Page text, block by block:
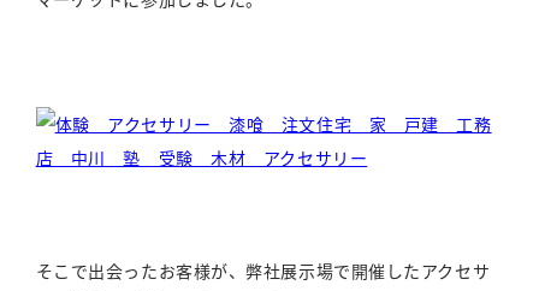
そこで出会ったお客様が、弊社展示場で開催したアクセサ